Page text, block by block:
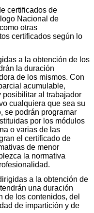
certificados de
Nacional de
otras
certificados según lo
a la obtención de los
la duración
de los mismos. Con
acumulable,
posibilitar al trabajador
cualquiera que sea su
se podrán programar
por los módulos
o varias de las
el certificado de
de menor
la normativa
a la obtención de
una duración
de los contenidos, del
de impartición y de